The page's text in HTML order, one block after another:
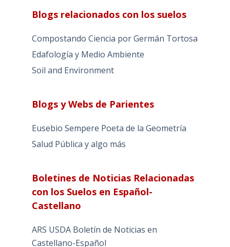
Blogs relacionados con los suelos
Compostando Ciencia por Germán Tortosa
Edafología y Medio Ambiente
Soil and Environment
Blogs y Webs de Parientes
Eusebio Sempere Poeta de la Geometría
Salud Pública y algo más
Boletines de Noticias Relacionadas
con los Suelos en Español-
Castellano
ARS USDA Boletín de Noticias en
Castellano-Español